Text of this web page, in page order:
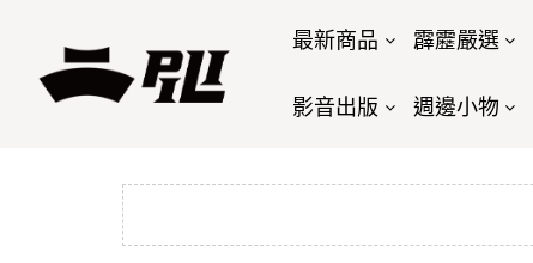
最新商品 霹靂嚴選
影音出版 週邊小物